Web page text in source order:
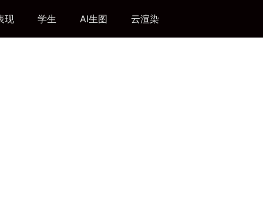
现 学生 AI生图 云渲染